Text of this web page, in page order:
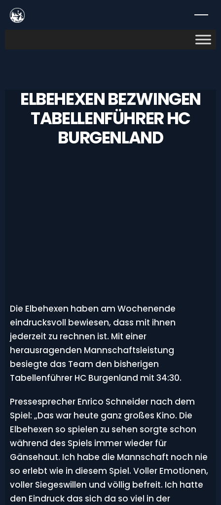
ELBEHEXEN BEZWINGEN
TABELLENFÜHRER HC
BURGENLAND
Die Elbehexen haben am Wochenende
eindrucksvoll bewiesen, dass mit ihnen
jederzeit zu rechnen ist. Mit einer
herausragenden Mannschaftsleistung
besiegte das Team den bisherigen
Tabellenführer HC Burgenland mit 34:30.
Pressesprecher Enrico Schneider nach dem
Spiel: „Das war heute ganz großes Kino. Die
Elbehexen so spielen zu sehen sorgte schon
während des Spiels immer wieder für
Gänsehaut. Ich habe die Mannschaft noch nie
so erlebt wie in diesem Spiel. Voller Emotionen,
voller Siegeswillen und völlig befreit. Ich hatte
den Eindruck das sich da so viel in der